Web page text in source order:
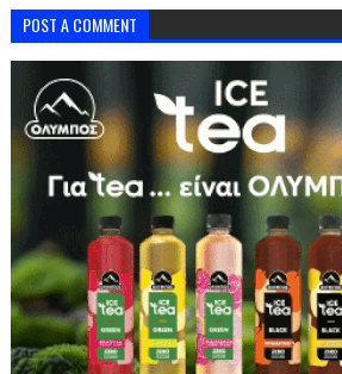
POST A COMMENT